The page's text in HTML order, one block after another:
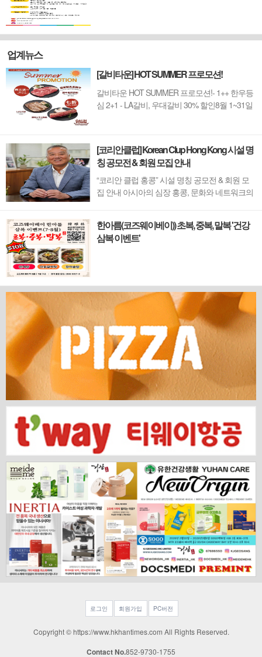
업계뉴스
[갈비타운] HOT SUMMER 프로모션!
갈비타운 HOT SUMMER 프로모션!- 1++ 한우등
심 2+1 - LA갈비, 우대갈비 30% 할인8월 1~31일
[코리안클럽] Korean Clup Hong Kong 시설 명
칭 공모전 & 회원 모집 안내
“코리안 클럽 홍콩” 시설 명칭 공모전 & 회원 모
집 안내 아시아의 심장 홍콩, 문화와 네트워크의
홍콩. 이 역동적인 글로벌 허브의 중심에서 한국
의 깊이 있는 문화유산과 세계적 감각을 잇는 새
한아름(코즈웨이베이)) 초복, 중복, 말복 '건강
삼복 이벤트'
로그인 회원가입 PC버전
Copyright © https://www.hkhantimes.com All Rights Reserved.
Contact No.852-9730-1755